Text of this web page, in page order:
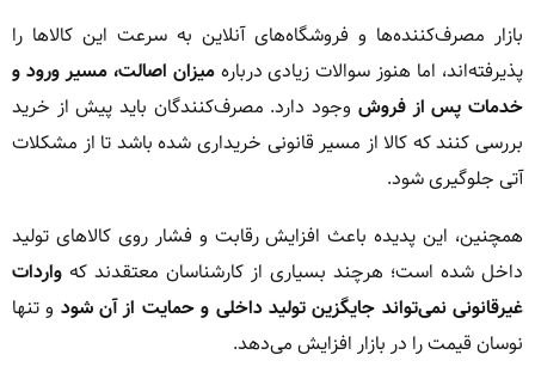
بازار مصرف‌کننده‌ها و فروشگاه‌های آنلاین به سرعت این کالاها را
پذیرفته‌اند، اما هنوز سوالات زیادی دربارهمیزان اصالت، مسیر ورود و
خدمات پس از فروش وجود دارد. مصرف‌کنندگان باید پیش از خرید
بررسی کنند که کالا از مسیر قانونی خریداری شده باشد تا از مشکلات
آتی جلوگیری شود.
همچنین، این پدیده باعث افزایش رقابت و فشار روی کالاهای تولید
داخل شده است؛ هرچند بسیاری از کارشناسان معتقدند که واردات
غیرقانونی نمی‌تواند جایگزین تولید داخلی و حمایت از آن شود و تنها
نوسان قیمت را در بازار افزایش می‌دهد.